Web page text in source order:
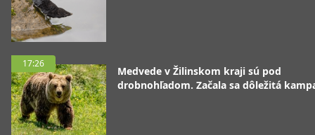
17:26
Medvede v Žilinskom kraji sú pod
drobnohľadom. Začala sa dôležitá